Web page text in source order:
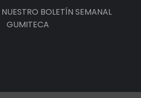
BOLETÍN SEMANAL
GUMITECA